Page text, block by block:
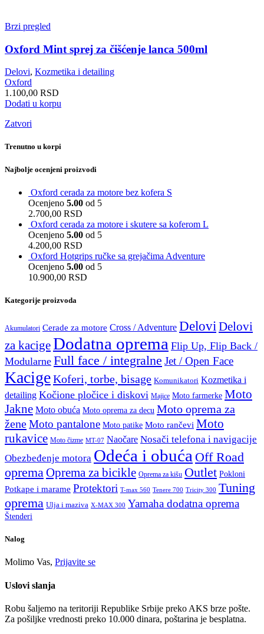
Brzi pregled
Oxford Mint sprej za čišćenje lanca 500ml
Delovi, Kozmetika i detailing
Oxford
1.100,00 RSD
Dodati u korpu
Zatvori
Trenutno u korpi
Najbolje ocenjeni proizvodi
Oxford cerada za motore bez kofera S
Ocenjeno 5.00 od 5
2.700,00 RSD
Oxford cerada za motore i skutere sa koferom L
Ocenjeno 5.00 od 5
4.200,00 RSD
Oxford Hotgrips ručke sa grejačima Adventure
Ocenjeno 5.00 od 5
10.900,00 RSD
Kategorije proizvoda
Akumulatori Cerade za motore Cross / Adventure Delovi Delovi
za kacigeDodatna oprema Flip Up, Flip Back /
Modularne Full face / integralne Jet / Open Face
KacigeKoferi, torbe, bisage Komunikatori Kozmetika i
detailing Kočione pločice i diskovi Majice Moto farmerke Moto
Jakne Moto obuća Moto oprema za decu Moto oprema za
ženeMoto pantalone Moto patike Moto rančevi Moto
rukavice Moto čizme MT-07 Naočare Nosači telefona i navigacije
Obezbeđenje motora Odeća i obuća Off Road
opremaOprema za bicikle Oprema za kišu Outlet Pokloni
Potkape i marame Protektori T-max 560 Tenere 700 Tricity 300 Tuning
oprema Ulja i maziva X-MAX 300 Yamaha dodatna oprema
Štenderi
Nalog
Molimo Vas, Prijavite se
Uslovi slanja
Robu šaljemo na teritoriji Republike Srbije preko AKS brze pošte.
Za pošiljke vrednosti preko 10.000 dinara, poštarina je besplatna.